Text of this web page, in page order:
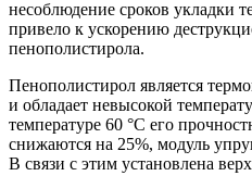
несоблюдение сроков укладки
привело к ускорению
пенополистирола.
Пенополистирол является
и обладает невысокой
температуре 60 °С его
снижаются на 25%, модуль
В связи с этим установлена